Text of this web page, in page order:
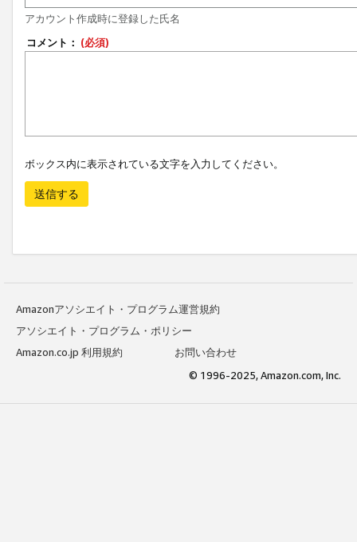
アカウント作成時に登録した氏名
コメント： (必須)
ボックス内に表示されている文字を入力してください。
送信する
Amazonアソシエイト・プログラム運営規約
アソシエイト・プログラム・ポリシー
Amazon.co.jp 利用規約
お問い合わせ
© 1996-2025, Amazon.com, Inc.